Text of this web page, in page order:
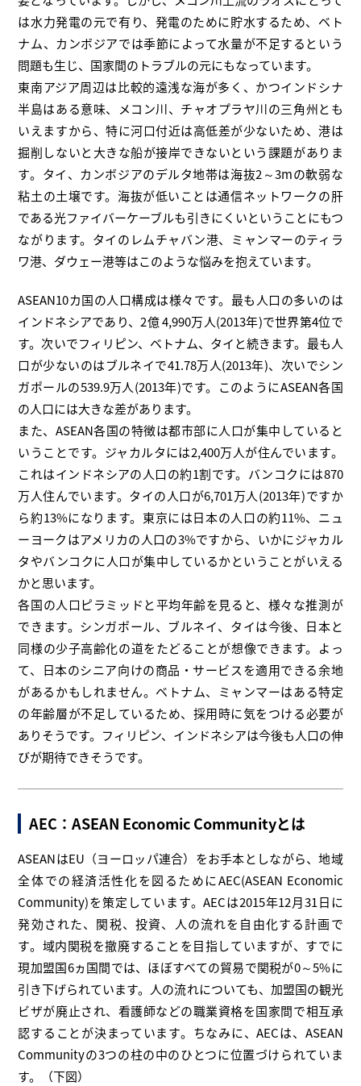
は水力発電の元で有り、発電のために貯水するため、ベト
ナム、カンボジアでは季節によって水量が不足するという
問題も生じ、国家間のトラブルの元にもなっています。
東南アジア周辺は比較的遠浅な海が多く、かつインドシナ
半島はある意味、メコン川、チャオプラヤ川の三角州とも
いえますから、特に河口付近は高低差が少ないため、港は
掘削しないと大きな船が接岸できないという課題がありま
す。タイ、カンボジアのデルタ地帯は海抜2～3mの軟弱な
粘土の土壌です。海抜が低いことは通信ネットワークの肝
である光ファイバーケーブルも引きにくいということにもつ
ながります。タイのレムチャバン港、ミャンマーのティラ
ワ港、ダウェー港等はこのような悩みを抱えています。
ASEAN10カ国の人口構成は様々です。最も人口の多いのは
インドネシアであり、2億 4,990万人(2013年)で世界第4位で
す。次いでフィリピン、ベトナム、タイと続きます。最も人
口が少ないのはブルネイで41.78万人(2013年)、次いでシン
ガポールの539.9万人(2013年)です。このようにASEAN各国
の人口には大きな差があります。
また、ASEAN各国の特徴は都市部に人口が集中していると
いうことです。ジャカルタには2,400万人が住んでいます。
これはインドネシアの人口の約1割です。バンコクには870
万人住んでいます。タイの人口が6,701万人(2013年)ですか
ら約13%になります。東京には日本の人口の約11%、ニュ
ーヨークはアメリカの人口の3%ですから、いかにジャカル
タやバンコクに人口が集中しているかということがいえる
かと思います。
各国の人口ピラミッドと平均年齢を見ると、様々な推測が
できます。シンガポール、ブルネイ、タイは今後、日本と
同様の少子高齢化の道をたどることが想像できます。よっ
て、日本のシニア向けの商品・サービスを適用できる余地
があるかもしれません。ベトナム、ミャンマーはある特定
の年齢層が不足しているため、採用時に気をつける必要が
ありそうです。フィリピン、インドネシアは今後も人口の伸
びが期待できそうです。
AEC：ASEAN Economic Communityとは
ASEANはEU（ヨーロッパ連合）をお手本としながら、地域
全体での経済活性化を図るためにAEC(ASEAN Economic
Community)を策定しています。AECは2015年12月31日に
発効された、関税、投資、人の流れを自由化する計画で
す。域内関税を撤廃することを目指していますが、すでに
現加盟国6ヵ国間では、ほぼすべての貿易で関税が0～5%に
引き下げられています。人の流れについても、加盟国の観光
ビザが廃止され、看護師などの職業資格を国家間で相互承
認することが決まっています。ちなみに、AECは、ASEAN
Communityの3つの柱の中のひとつに位置づけられていま
す。（下図）